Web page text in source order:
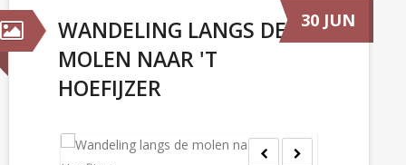
Wandeling langs de molen naar 't Hoefijzer
WANDELING LANGS DE
MOLEN NAAR 'T
HOEFIJZER
30 JUN